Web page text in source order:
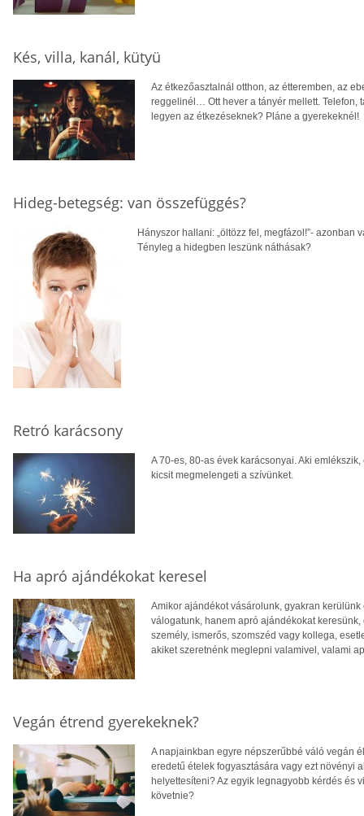
Kés, villa, kanál, kütyü
Az étkezőasztalnál otthon, az étteremben, az
reggelinél… Ott hever a tányér mellett. Telefon,
legyen az étkezéseknek? Pláne a gyerekeknél!
Hideg-betegség: van összefüggés?
Hányszor hallani: „öltözz fel, megfázol!”-
Tényleg a hidegben leszünk náthásak?
Retró karácsony
A 70-es, 80-as évek karácsonyai. Aki
kicsit megmelengeti a szívünket.
Ha apró ajándékokat keresel
Amikor ajándékot vásárolunk, gyakran
válogatunk, hanem apró ajándékokat
személy, ismerős, szomszéd vagy kollega,
akiket szeretnénk meglepni valamivel, valami
Vegán étrend gyerekeknek?
A napjainkban egyre népszerűbbé váló vegán
eredetű ételek fogyasztására vagy ezt növényi
helyettesíteni? Az egyik legnagyobb kérdés és
követnie?